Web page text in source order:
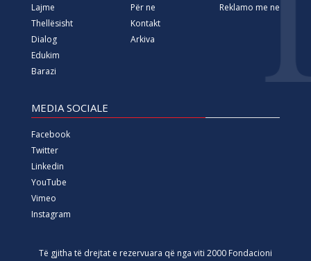
Lajme
Thellësisht
Dialog
Edukim
Barazi
Për ne
Kontakt
Arkiva
Reklamo me ne
MEDIA SOCIALE
Facebook
Twitter
Linkedin
YouTube
Vimeo
Instagram
Të gjitha të drejtat e rezervuara që nga viti 2000 Fondacioni